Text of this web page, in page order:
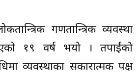
गणतान्त्रिक व्यवस्था
१९ वर्ष भयो । तपाईंको
व्यवस्थाका सकारात्मक पक्ष